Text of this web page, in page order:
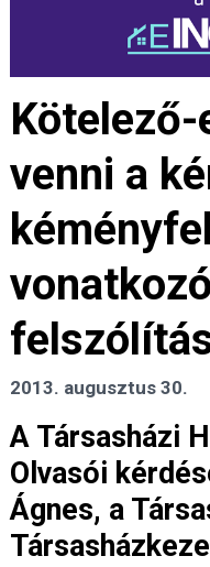
venni a
vonatkozó
2013. augusztus 30.
A Társasházi
Olvasói
Ágnes, a